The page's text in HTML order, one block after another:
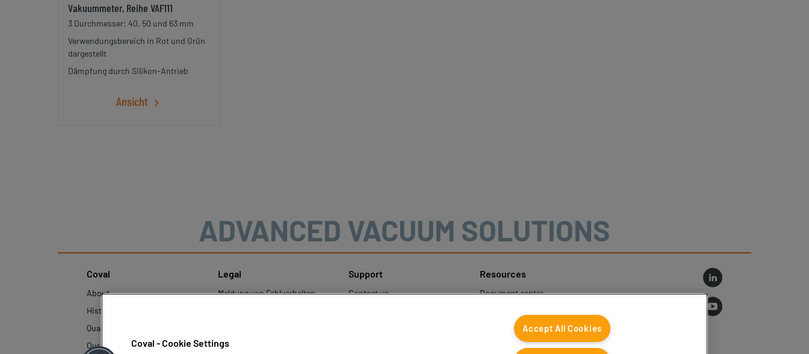
Vakuummeter, Reihe VAF111
3 Durchmesser: 40, 50 und 63 mm
Verwendungsbereich in Rot und Grün
dargestellt
Dämpfung durch Silikon-Antrieb
Ansicht
ADVANCED VACUUM SOLUTIONS
Coval
About
History
Quality and innovation
Our technologies
Legal
Meldung von Fehlverhalten
personenbezogener Daten
Support
Contact us
Resources
Document center
Coval - Cookie Settings
Accept All Cookies